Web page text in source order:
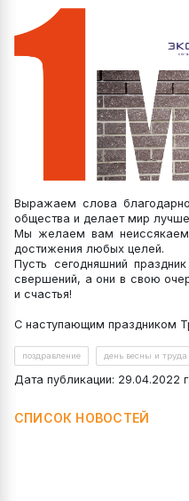
Выражаем слова
общества и делает мир
Мы желаем вам
достижения любых целей.
Пусть сегодняшний
свершений, а они в свою
и счастья!
С наступающим праздником
поздравление день весны и труда
Дата публикации: 29.04.2022 г.
СПИСОК НОВОСТЕЙ